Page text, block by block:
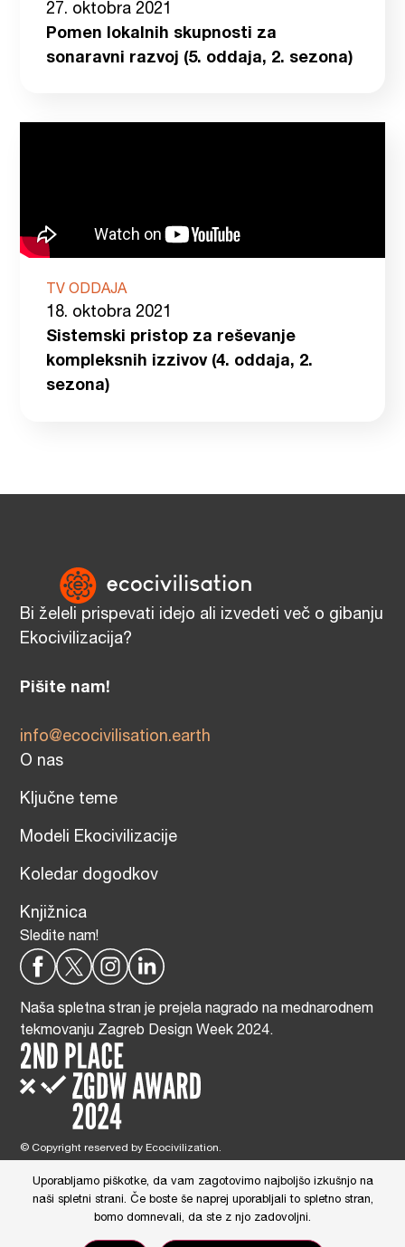
27. oktobra 2021
Pomen lokalnih skupnosti za
sonaravni razvoj (5. oddaja, 2. sezona)
TV ODDAJA
18. oktobra 2021
Sistemski pristop za reševanje
kompleksnih izzivov (4. oddaja, 2.
sezona)
Bi želeli prispevati idejo ali izvedeti več o gibanju
Ekocivilizacija?
Pišite nam!
info@ecocivilisation.earth
O nas
Ključne teme
Modeli Ekocivilizacije
Koledar dogodkov
Knjižnica
Sledite nam!
Naša spletna stran je prejela nagrado na mednarodnem
tekmovanju Zagreb Design Week 2024.
© Copyright reserved by Ecocivilization.
Tim Radelj Remic (Reialesa), Administracija: Gloria Ribnikar Cimerman
This site is protected by reCAPTCHA and the Google Privacy Policyand
Terms of Serviceapply.
Uporabljamo piškotke, da vam zagotovimo najboljšo izkušnjo na
naši spletni strani. Če boste še naprej uporabljali to spletno stran,
bomo domnevali, da ste z njo zadovoljni.